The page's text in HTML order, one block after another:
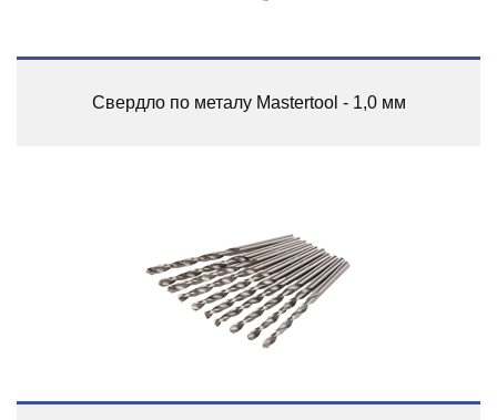
Свердло по металу Mastertool - 1,0 мм